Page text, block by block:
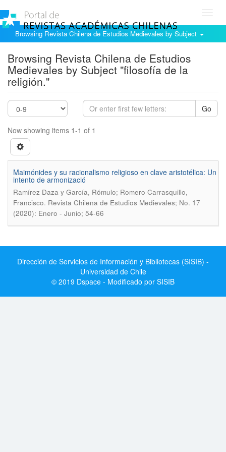
Browsing Revista Chilena de Estudios Medievales by Subject
Browsing Revista Chilena de Estudios
Medievales by Subject "filosofía de la
religión."
Go
Now showing items 1-1 of 1
Maimónides y su racionalismo religioso en clave aristotélica: Un
intento de armonizació
Ramírez Daza y García, Rómulo; Romero Carrasquillo,
Francisco. Revista Chilena de Estudios Medievales; No. 17
(2020): Enero - Junio; 54-66
Dirección de Servicios de Información y Bibliotecas (SISIB) -
Universidad de Chile
© 2019 Dspace - Modificado por SISIB